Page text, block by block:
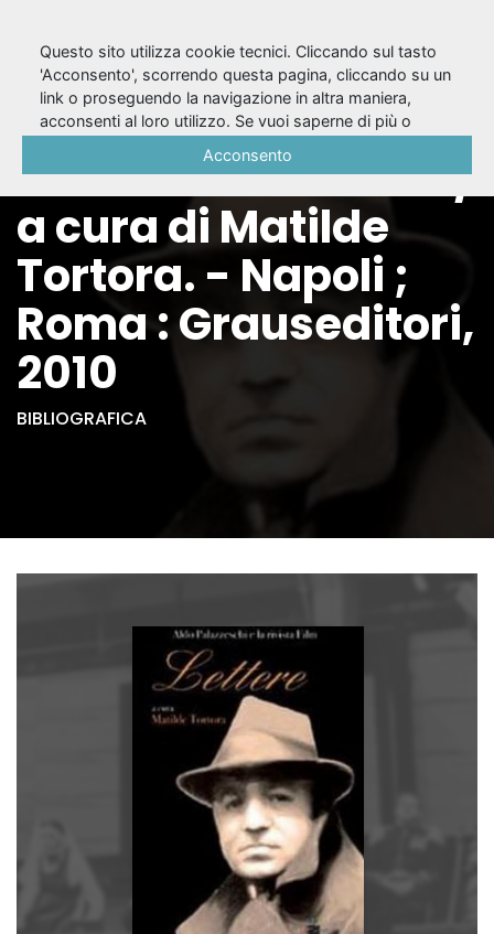
Aldo Palazzeschi e la
rivista Film : lettere /
a cura di Matilde
Tortora. - Napoli ;
Roma : Grauseditori,
2010
BIBLIOGRAFICA
Questo sito utilizza cookie tecnici. Cliccando sul tasto
'Acconsento', scorrendo questa pagina, cliccando su un
link o proseguendo la navigazione in altra maniera,
acconsenti al loro utilizzo. Se vuoi saperne di più o
Acconsento